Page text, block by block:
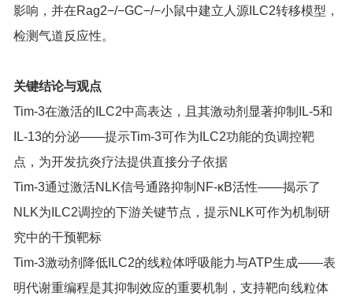
影响，并在Rag2−/−GC−/−小鼠中建立人源ILC2转移模型，
检测气道反应性。
关键结论与观点
Tim-3在激活的ILC2中高表达，且其激动剂显著抑制IL-5和
IL-13的分泌——提示Tim-3可作为ILC2功能的负调控靶
点，为开发抗炎疗法提供直接分子依据
Tim-3通过激活NLK信号通路抑制NF-κB活性——揭示了
NLK为ILC2调控的下游关键节点，提示NLK可作为机制研
究中的干预靶标
Tim-3激动剂降低ILC2的线粒体呼吸能力与ATP生成——表
明代谢重编程是其抑制效应的重要机制，支持靶向线粒体